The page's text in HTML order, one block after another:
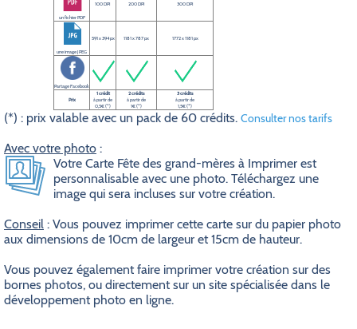
un fichier PDF
100 DPI 200 DPI 300 DPI
une image JPEG
591 x 394 px 1181 x 787 px 1772 x 1181 px
Partage Facebook
Prix
1 crédit
à partir de
0,5€ (*)
2 crédits
à partir de
1€ (*)
3 crédits
à partir de
1,5€ (*)
(*) : prix valable avec un pack de 60 crédits. Consulter nos tarifs
Avec votre photo :
Votre Carte Fête des grand-mères à Imprimer est
personnalisable avec une photo. Téléchargez une
image qui sera incluses sur votre création.
Conseil : Vous pouvez imprimer cette carte sur du papier photo
aux dimensions de 10cm de largeur et 15cm de hauteur.
Vous pouvez également faire imprimer votre création sur des
bornes photos, ou directement sur un site spécialisée dans le
développement photo en ligne.